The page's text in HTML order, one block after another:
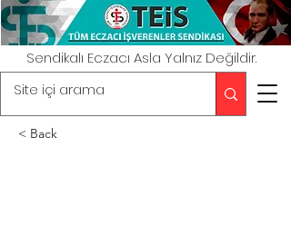
Sendikalı Eczacı Asla Yalnız Değildir.
< Back